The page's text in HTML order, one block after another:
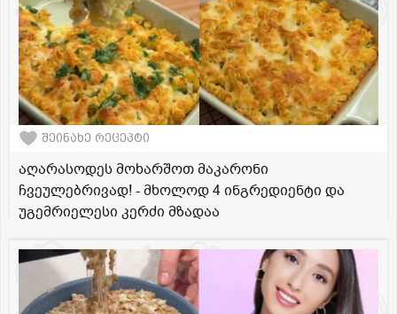
შეინახე რეცეპტი
აღარასოდეს მოხარშოთ მაკარონი
ჩვეულებრივად! - მხოლოდ 4 ინგრედიენტი და
უგემრიელესი კერძი მზადაა